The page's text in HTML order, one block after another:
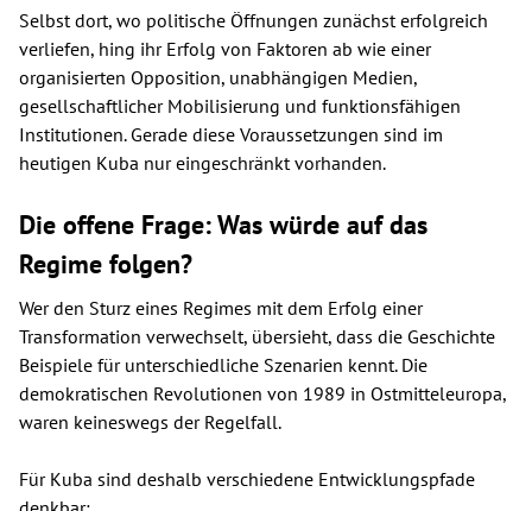
Selbst dort, wo politische Öffnungen zunächst erfolgreich
verliefen, hing ihr Erfolg von Faktoren ab wie einer
organisierten Opposition, unabhängigen Medien,
gesellschaftlicher Mobilisierung und funktionsfähigen
Institutionen. Gerade diese Voraussetzungen sind im
heutigen Kuba nur eingeschränkt vorhanden.
Die offene Frage: Was würde auf das
Regime folgen?
Wer den Sturz eines Regimes mit dem Erfolg einer
Transformation verwechselt, übersieht, dass die Geschichte
Beispiele für unterschiedliche Szenarien kennt. Die
demokratischen Revolutionen von 1989 in Ostmitteleuropa,
waren keineswegs der Regelfall.
Für Kuba sind deshalb verschiedene Entwicklungspfade